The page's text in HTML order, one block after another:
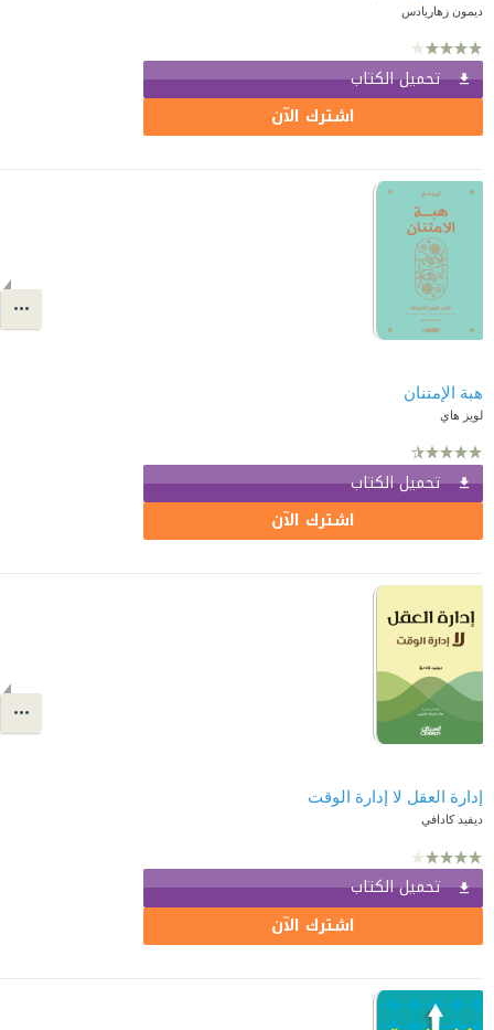
ديمون زهاريادس
تحميل الكتاب
اشترك الآن
هبة الإمتنان
لويز هاي
تحميل الكتاب
اشترك الآن
إدارة العقل لا إدارة الوقت
ديفيد كادافي
تحميل الكتاب
اشترك الآن